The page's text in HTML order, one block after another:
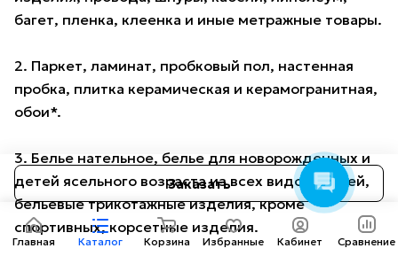
Здравствуйте! Готов
помочь вам. Напишите мне,
если у вас появятся
Заказать
багет, пленка, клеенка и иные метражные товары.
2. Паркет, ламинат, пробковый пол, настенная
пробка, плитка керамическая и керамогранитная,
обои*.
3. Белье нательное, белье для новорожденных и
детей ясельного возраста из всех видов тканей,
бельевые трикотажные изделия, кроме
спортивных, корсетные изделия.
Главная Каталог Корзина Избранные Кабинет Сравнение